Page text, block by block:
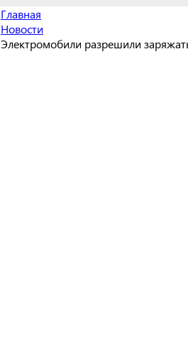
Главная
Новости
Электромобили разрешили